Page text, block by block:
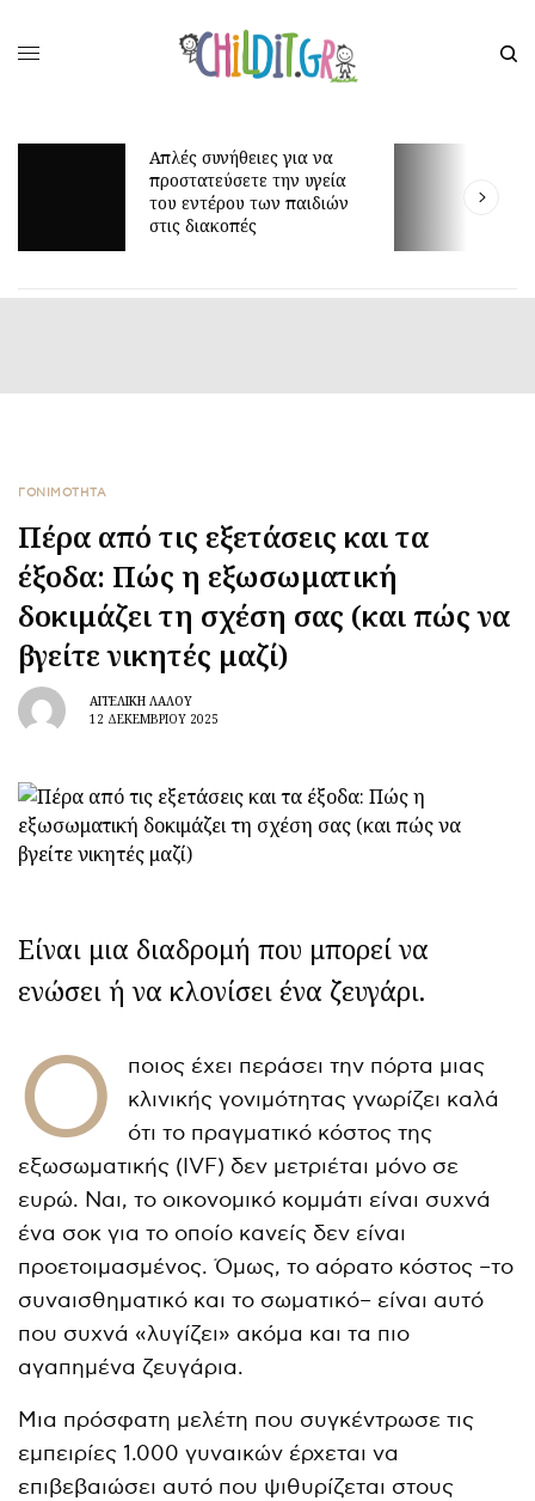
Γιατί τα οκτώ μπορεί να
είναι τόσο δύσκολη ηλικία;
ΓΟΝΙΜΟΤΗΤΑ
Πέρα από τις εξετάσεις και τα
έξοδα: Πώς η εξωσωματική
δοκιμάζει τη σχέση σας (και πώς να
βγείτε νικητές μαζί)
ΑΓΓΕΛΙΚΉ ΛΆΛΟΥ
12 ΔΕΚΕΜΒΡΊΟΥ 2025
Είναι μια διαδρομή που μπορεί να
ενώσει ή να κλονίσει ένα ζευγάρι.
Ό
ποιος έχει περάσει την πόρτα μιας
κλινικής γονιμότητας γνωρίζει καλά
ότι το πραγματικό κόστος της
εξωσωματικής (IVF) δεν μετριέται μόνο σε
ευρώ. Ναι, το οικονομικό κομμάτι είναι συχνά
ένα σοκ για το οποίο κανείς δεν είναι
προετοιμασμένος. Όμως, το αόρατο κόστος –το
συναισθηματικό και το σωματικό– είναι αυτό
που συχνά «λυγίζει» ακόμα και τα πιο
αγαπημένα ζευγάρια.
Μια πρόσφατη μελέτη που συγκέντρωσε τις
εμπειρίες 1.000 γυναικών έρχεται να
επιβεβαιώσει αυτό που ψιθυρίζεται στους